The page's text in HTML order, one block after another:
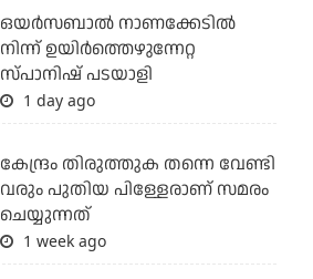
ഒയര്‍സബാൽ നാണക്കേടിൽ
നിന്ന് ഉയിർത്തെഴുന്നേറ്റ
സ്പാനിഷ് പടയാളി
1 day ago
കേന്ദ്രം തിരുത്തുക തന്നെ വേണ്ടി
വരും പുതിയ പിള്ളേരാണ് സമരം
ചെയ്യുന്നത്
1 week ago